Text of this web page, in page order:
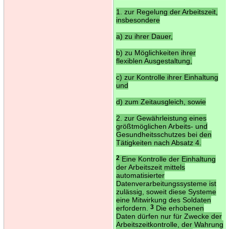
1. zur Regelung der Arbeitszeit,
insbesondere
a) zu ihrer Dauer,
b) zu Möglichkeiten ihrer
flexiblen Ausgestaltung,
c) zur Kontrolle ihrer Einhaltung
und
d) zum Zeitausgleich, sowie
2. zur Gewährleistung eines
größtmöglichen Arbeits- und
Gesundheitsschutzes bei den
Tätigkeiten nach Absatz 4.
2Eine Kontrolle der Einhaltung
der Arbeitszeit mittels
automatisierter
Datenverarbeitungssysteme ist
zulässig, soweit diese Systeme
eine Mitwirkung des Soldaten
erfordern.
3Die erhobenen
Daten dürfen nur für Zwecke der
Arbeitszeitkontrolle, der Wahrung